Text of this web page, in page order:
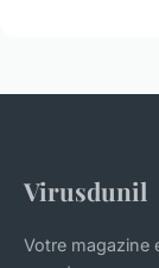
Virusdunil
Votre magazine